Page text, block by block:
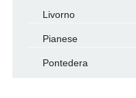
Livorno
Pianese
Pontedera